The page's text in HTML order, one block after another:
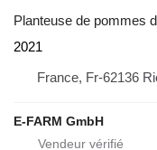
Planteuse de pommes
2021
France, Fr-62136
E-FARM GmbH